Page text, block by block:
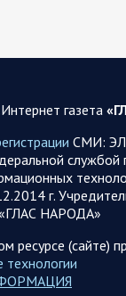
продолжают
районов.
трусов и
на
Белгородской…
Спецоперация
2026 года
газета
СМИ:
службой
г.
«ГЛАС НАРОДА»
ресурсе (сайте)